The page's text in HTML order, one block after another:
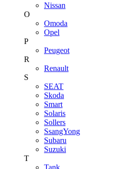
Nissan
O
Omoda
Opel
P
Peugeot
R
Renault
S
SEAT
Skoda
Smart
Solaris
Sollers
SsangYong
Subaru
Suzuki
T
Tank